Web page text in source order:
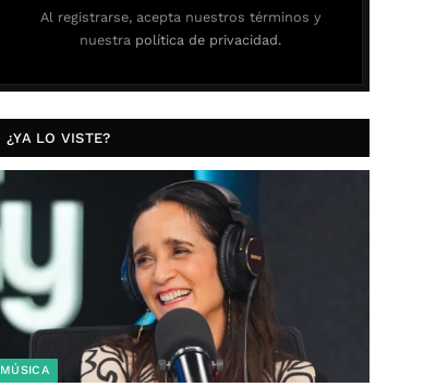
Al registrarse, acepta nuestros términos y
nuestra política de privacidad.
¿YA LO VISTE?
MÚSICA